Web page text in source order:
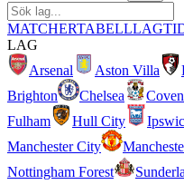
MATCHERTABELLLAG
LAG
Arsenal
Aston Villa
Brighton
Chelsea
Fulham
Hull City
Manchester City
Nottingham Forest